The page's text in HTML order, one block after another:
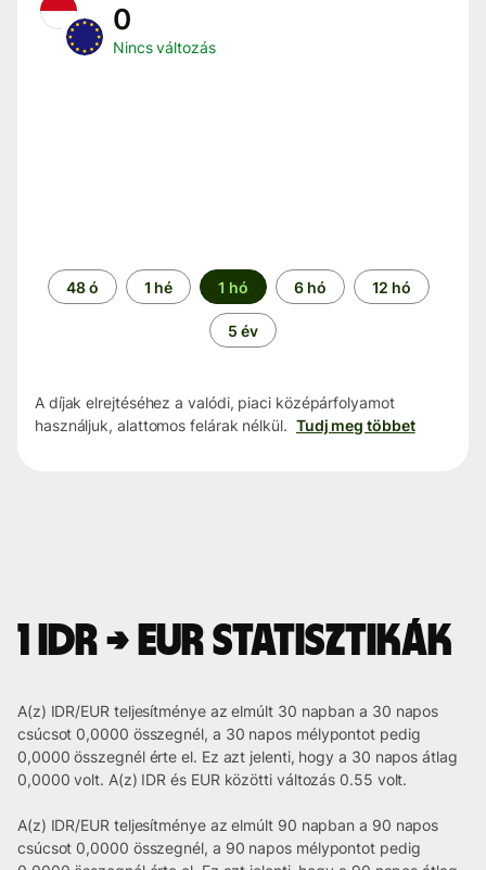
0
Nincs változás
Időszak
48 ó 1 hé 1 hó 6 hó 12 hó
5 év
A díjak elrejtéséhez a valódi, piaci középárfolyamot
használjuk, alattomos felárak nélkül. Tudj meg többet
1 IDR → EUR statisztikák
A(z) IDR/EUR teljesítménye az elmúlt 30 napban a 30 napos
csúcsot 0,0000 összegnél, a 30 napos mélypontot pedig
0,0000 összegnél érte el. Ez azt jelenti, hogy a 30 napos átlag
0,0000 volt. A(z) IDR és EUR közötti változás 0.55 volt.
A(z) IDR/EUR teljesítménye az elmúlt 90 napban a 90 napos
csúcsot 0,0000 összegnél, a 90 napos mélypontot pedig